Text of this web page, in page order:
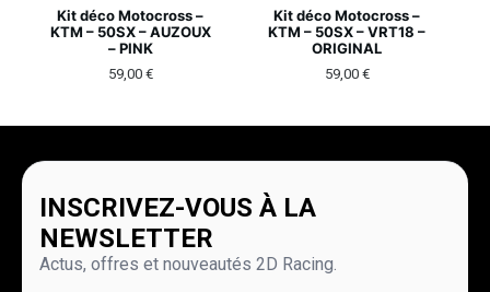
Kit déco Motocross –
KTM – 50SX – AUZOUX
– PINK
59,00 €
Kit déco Motocross –
KTM – 50SX – VRT18 –
ORIGINAL
59,00 €
INSCRIVEZ-VOUS À LA
NEWSLETTER
Actus, offres et nouveautés 2D Racing.